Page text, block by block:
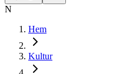
N
Hem
Kultur